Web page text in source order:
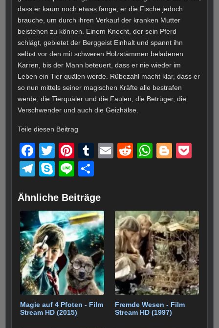
dass er kaum noch etwas fange, er die Fische jedoch
brauche, um durch ihren Verkauf der kranken Mutter
beistehen zu können. Einem Knecht, der sein Pferd
schlägt, gebietet der Berggeist Einhalt und spannt ihn
selbst vor den mit schweren Holzstämmen beladenen
Karren, bis der Mann beteuert, dass er nie wieder im
Leben ein Tier quälen werde. Rübezahl macht klar, dass er
so nun mittels seiner magischen Kräfte alle bestrafen
werde, die Tierquäler und die Faulen, die Betrüger, die
Verschwender und auch die Geizhälse.
Teile diesen Beitrag
F
a
c
e
b
o
o
k
T
wi
tt
er
Pi
nt
er
e
st
T
bl
r
E
R
t
W
A
p
p
Bl
er
T
e
gr
a
m
S
p
e
Li
e
e
n
Ähnliche Beiträge
Magie auf 4 Pfoten - Film
Stream HD (2015)
Fremde Wesen - Film
Stream HD (1997)